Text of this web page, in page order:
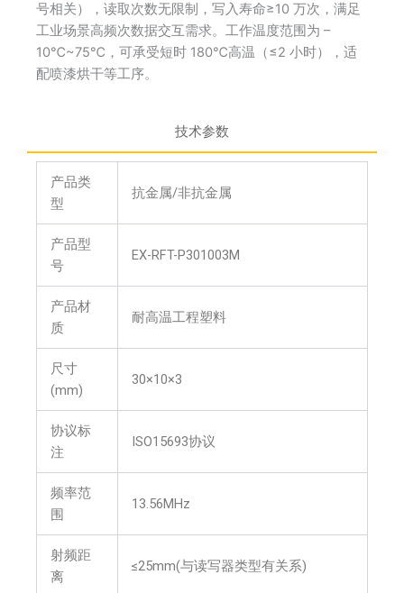
号相关），读取次数无限制，写入寿命≥10 万次，满足
工业场景高频次数据交互需求。工作温度范围为 –
10℃~75℃，可承受短时 180℃高温（≤2 小时），适
配喷漆烘干等工序。
技术参数
产品类
型
抗金属/非抗金属
产品型
号
EX-RFT-P301003M
产品材
质
耐高温工程塑料
尺寸
(mm)
30×10×3
协议标
注
ISO15693协议
频率范
围
13.56MHz
射频距
离
≤25mm(与读写器类型有关系)